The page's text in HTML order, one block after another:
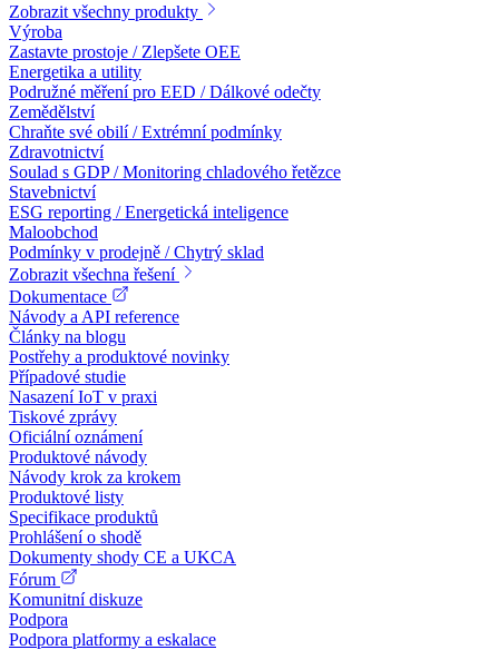
Zobrazit všechny produkty
Výroba
Zastavte prostoje / Zlepšete OEE
Energetika a utility
Podružné měření pro EED / Dálkové odečty
Zemědělství
Chraňte své obilí / Extrémní podmínky
Zdravotnictví
Soulad s GDP / Monitoring chladového řetězce
Stavebnictví
ESG reporting / Energetická inteligence
Maloobchod
Podmínky v prodejně / Chytrý sklad
Zobrazit všechna řešení
Dokumentace
Návody a API reference
Články na blogu
Postřehy a produktové novinky
Případové studie
Nasazení IoT v praxi
Tiskové zprávy
Oficiální oznámení
Produktové návody
Návody krok za krokem
Produktové listy
Specifikace produktů
Prohlášení o shodě
Dokumenty shody CE a UKCA
Fórum
Komunitní diskuze
Podpora
Podpora platformy a eskalace